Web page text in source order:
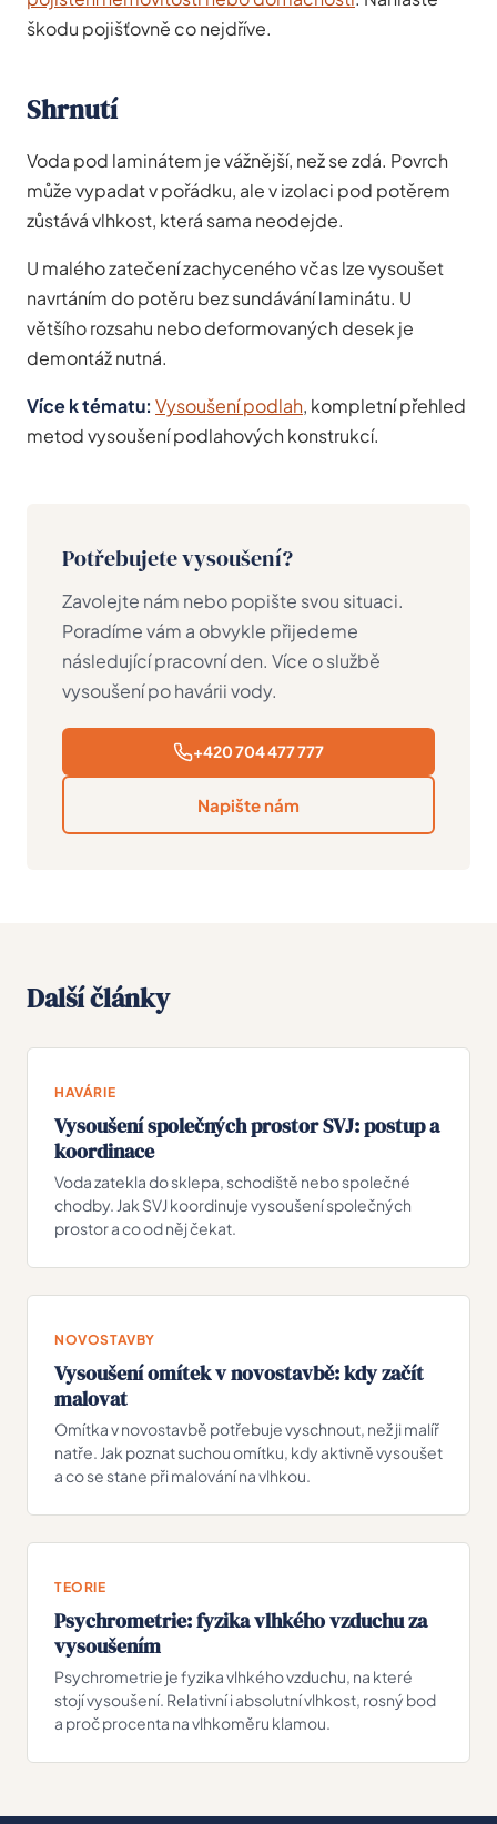
škodu pojišťovně co nejdříve.
Shrnutí
Voda pod laminátem je vážnější, než se zdá. Povrch
může vypadat v pořádku, ale v izolaci pod potěrem
zůstává vlhkost, která sama neodejde.
U malého zatečení zachyceného včas lze vysoušet
navrtáním do potěru bez sundávání laminátu. U
většího rozsahu nebo deformovaných desek je
demontáž nutná.
Více k tématu: Vysoušení podlah, kompletní přehled
metod vysoušení podlahových konstrukcí.
Potřebujete vysoušení?
Zavolejte nám nebo popište svou situaci.
Poradíme vám a obvykle přijedeme
následující pracovní den. Více o službě
vysoušení po havárii vody.
+420 704 477 777
Napište nám
Další články
HAVÁRIE
Vysoušení společných prostor SVJ: postup a
koordinace
Voda zatekla do sklepa, schodiště nebo společné
chodby. Jak SVJ koordinuje vysoušení společných
prostor a co od něj čekat.
NOVOSTAVBY
Vysoušení omítek v novostavbě: kdy začít
malovat
Omítka v novostavbě potřebuje vyschnout, než ji malíř
natře. Jak poznat suchou omítku, kdy aktivně vysoušet
a co se stane při malování na vlhkou.
TEORIE
Psychrometrie: fyzika vlhkého vzduchu za
vysoušením
Psychrometrie je fyzika vlhkého vzduchu, na které
stojí vysoušení. Relativní i absolutní vlhkost, rosný bod
a proč procenta na vlhkoměru klamou.